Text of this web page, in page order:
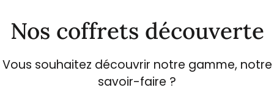
Nos coffrets découverte
Vous souhaitez découvrir notre gamme, notre
savoir-faire ?